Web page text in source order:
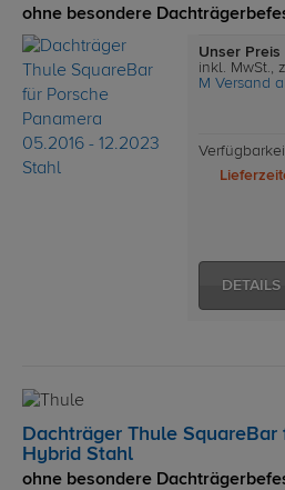
ohne besondere
Unser Preis
inkl. MwSt.,
M Versand
DETAILS
Dachträger Thule SquareBar
Hybrid Stahl
ohne besondere